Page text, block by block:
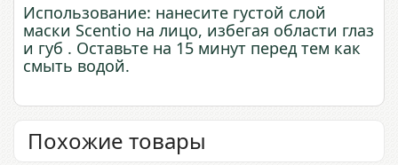
Использование: нанесите густой слой
маски Scentio на лицо, избегая области глаз
и губ . Оставьте на 15 минут перед тем как
смыть водой.
Похожие товары